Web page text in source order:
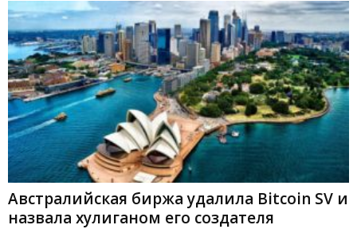
Австралийская биржа удалила Bitcoin SV и
назвала хулиганом его создателя